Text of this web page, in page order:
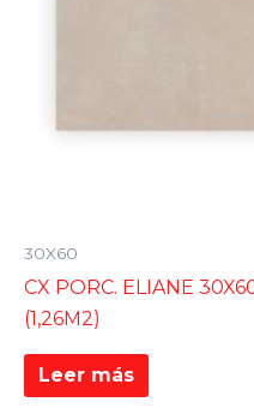
30X60
CX PORC. ELIANE
(1,26M2)
Leer más